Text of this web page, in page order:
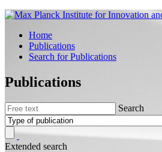
Home
Publications
Search for Publications
Publications
Search
Extended search